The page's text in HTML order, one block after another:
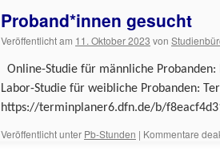
Proband*innen gesucht
Veröffentlicht am 11. Oktober 2023 von
Online-Studie für männliche
Labor-Studie für weibliche Probanden:
https://terminplaner6.dfn.de/b/
Veröffentlicht unter Pb-Stunden | Kommentare